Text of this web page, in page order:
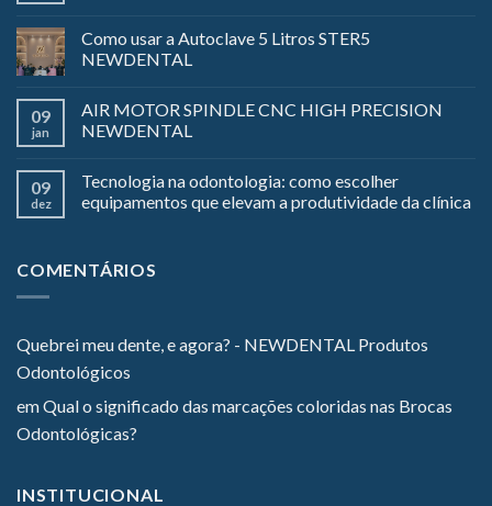
Como usar a Autoclave 5 Litros STER5
NEWDENTAL
09
jan
AIR MOTOR SPINDLE CNC HIGH PRECISION
NEWDENTAL
09
dez
Tecnologia na odontologia: como escolher
equipamentos que elevam a produtividade da clínica
COMENTÁRIOS
Quebrei meu dente, e agora? - NEWDENTAL Produtos
Odontológicos
emQual o significado das marcações coloridas nas Brocas
Odontológicas?
INSTITUCIONAL